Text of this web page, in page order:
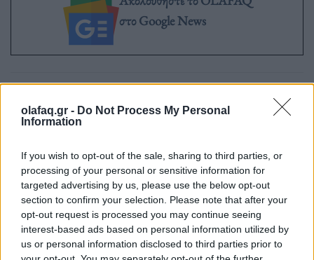
olafaq.gr - Do Not Process My Personal
Information
If you wish to opt-out of the sale, sharing to third parties, or
processing of your personal or sensitive information for
targeted advertising by us, please use the below opt-out
section to confirm your selection. Please note that after your
opt-out request is processed you may continue seeing
interest-based ads based on personal information utilized by
us or personal information disclosed to third parties prior to
στο Google News
Newsroom
Ετικέτες :Αττική Οδός ,Έργα.